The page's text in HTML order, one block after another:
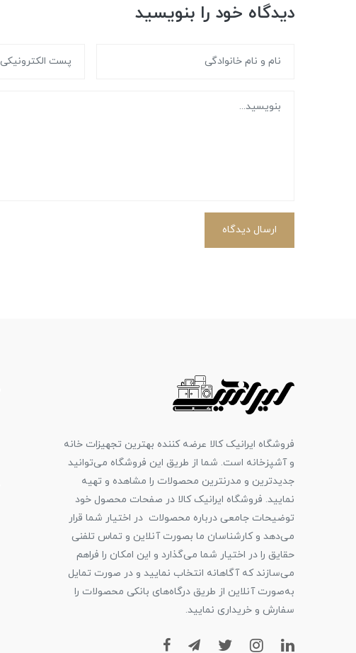
دیدگاه خود را بنویسید
ارسال دیدگاه
فروشگاه ایرانیک کالا عرضه کننده بهترین تجهیزات خانه
و آشپزخانه است. شما از طریق این فروشگاه می‌توانید
جدیدترین و مدرنترین محصولات را مشاهده و تهیه
نمایید. فروشگاه ایرانیک کالا در صفحات محصول خود
توضیحات جامعی درباره محصولات در اختیار شما قرار
می‌دهد و کارشناسان ما بصورت آنلاین و تماس تلفنی
حقایق را در اختیار شما می‌گذارد و این امکان را فراهم
می‌سازند که آگاهانه انتخاب نمایید و در صورت تمایل
به‌صورت آنلاین از طریق درگاه‌های بانکی محصولات را
سفارش و خریداری نمایید.